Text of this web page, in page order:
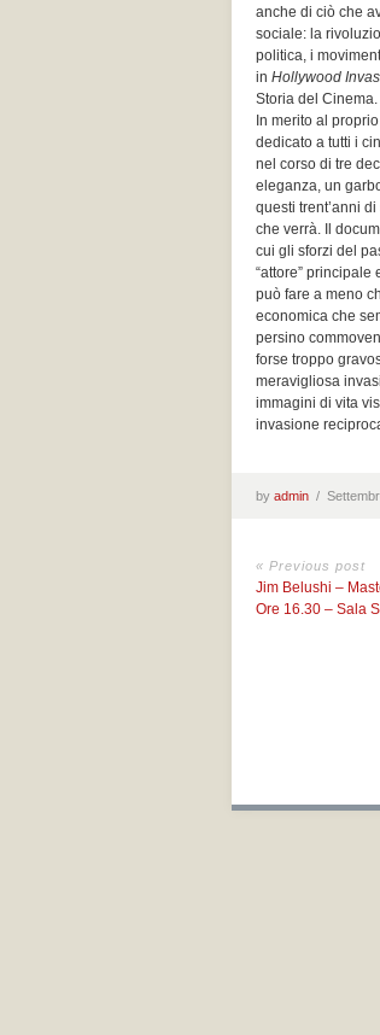
anche di ciò che
sociale: la
politica, i
in Hollywood
Storia del Cinema.
In merito al
dedicato a tutti i
nel corso di tre
eleganza, un
questi trent’anni
che verrà. Il
cui gli sforzi del
“attore”
può fare a meno
economica che
persino
forse troppo
meravigliosa
immagini di vita
invasione
by admin /
« Previous post
Jim Belushi –
Ore 16.30 – Sala